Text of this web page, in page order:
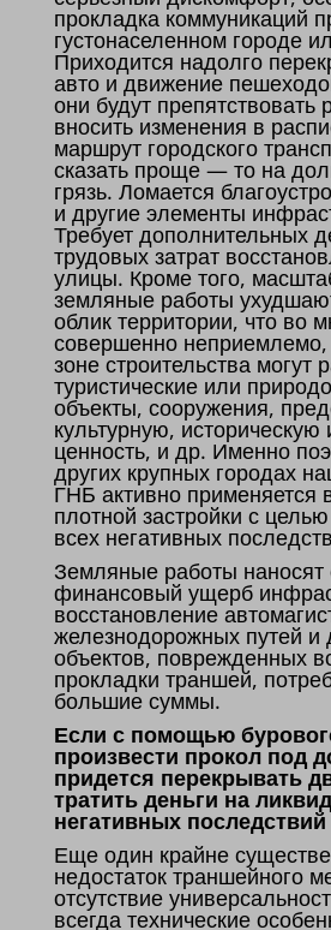
прокладка коммуникаций
густонаселенном городе
Приходится надолго
авто и движение
они будут препятствовать
вносить изменения в
маршрут городского
сказать проще — то на
грязь. Ломается
и другие элементы
Требует дополнительных
трудовых затрат
улицы. Кроме того,
земляные работы
облик территории, что во
совершенно неприемлемо,
зоне строительства могут
туристические или
объекты, сооружения,
культурную,
ценность, и др. Именно
других крупных городах
ГНБ активно применяется
плотной застройки с
всех негативных
Земляные работы наносят
финансовый ущерб
восстановление
железнодорожных путей и
объектов, поврежденных
прокладки траншей,
большие суммы.
Если с помощью
произвести прокол под
придется перекрывать
тратить деньги на
негативных
Еще один крайне
недостаток траншейного
отсутствие
всегда технические